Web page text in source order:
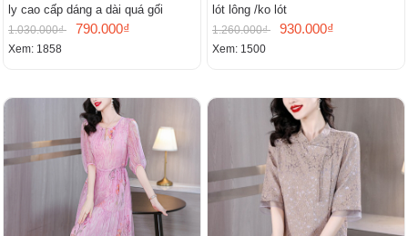
ly cao cấp dáng a dài quá gối
1.030.000₫ 790.000₫
Xem: 1858
lót lông /ko lót
1.260.000₫ 930.000₫
Xem: 1500